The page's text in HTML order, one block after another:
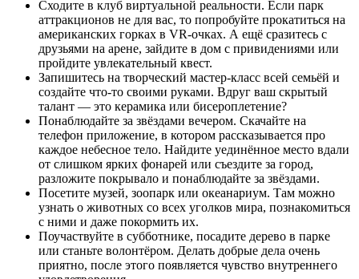
Сходите в клуб виртуальной реальности. Если парк
аттракционов не для вас, то попробуйте прокатиться на
американских горках в VR-очках. А ещё сразитесь с
друзьями на арене, зайдите в дом с привидениями или
пройдите увлекательный квест.
Запишитесь на творческий мастер-класс всей семьёй и
создайте что-то своими руками. Вдруг ваш скрытый
талант — это керамика или бисероплетение?
Понаблюдайте за звёздами вечером. Скачайте на
телефон приложение, в котором рассказывается про
каждое небесное тело. Найдите уединённое место вдали
от слишком ярких фонарей или съездите за город,
разложите покрывало и понаблюдайте за звёздами.
Посетите музей, зоопарк или океанариум. Там можно
узнать о животных со всех уголков мира, познакомиться
с ними и даже покормить их.
Поучаствуйте в субботнике, посадите дерево в парке
или станьте волонтёром. Делать добрые дела очень
приятно, после этого появляется чувство внутреннего